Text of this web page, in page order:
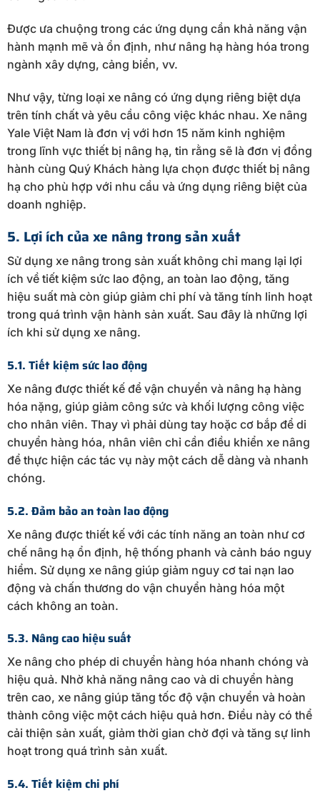
Được ưa chuộng trong các ứng dụng cần khả năng vận
hành mạnh mẽ và ổn định, như nâng hạ hàng hóa trong
ngành xây dựng, cảng biển, vv.
Như vậy, từng loại xe nâng có ứng dụng riêng biệt dựa
trên tính chất và yêu cầu công việc khác nhau. Xe nâng
Yale Việt Nam là đơn vị với hơn 15 năm kinh nghiệm
trong lĩnh vực thiết bị nâng hạ, tin rằng sẽ là đơn vị đồng
hành cùng Quý Khách hàng lựa chọn được thiết bị nâng
hạ cho phù hợp với nhu cầu và ứng dụng riêng biệt của
doanh nghiệp.
5. Lợi ích của xe nâng trong sản xuất
Sử dụng xe nâng trong sản xuất không chỉ mang lại lợi
ích về tiết kiệm sức lao động, an toàn lao động, tăng
hiệu suất mà còn giúp giảm chi phí và tăng tính linh hoạt
trong quá trình vận hành sản xuất. Sau đây là những lợi
ích khi sử dụng xe nâng.
5.1. Tiết kiệm sức lao động
Xe nâng được thiết kế để vận chuyển và nâng hạ hàng
hóa nặng, giúp giảm công sức và khối lượng công việc
cho nhân viên. Thay vì phải dùng tay hoặc cơ bắp để di
chuyển hàng hóa, nhân viên chỉ cần điều khiển xe nâng
để thực hiện các tác vụ này một cách dễ dàng và nhanh
chóng.
5.2. Đảm bảo an toàn lao động
Xe nâng được thiết kế với các tính năng an toàn như cơ
chế nâng hạ ổn định, hệ thống phanh và cảnh báo nguy
hiểm. Sử dụng xe nâng giúp giảm nguy cơ tai nạn lao
động và chấn thương do vận chuyển hàng hóa một
cách không an toàn.
5.3. Nâng cao hiệu suất
Xe nâng cho phép di chuyển hàng hóa nhanh chóng và
hiệu quả. Nhờ khả năng nâng cao và di chuyển hàng
trên cao, xe nâng giúp tăng tốc độ vận chuyển và hoàn
thành công việc một cách hiệu quả hơn. Điều này có thể
cải thiện sản xuất, giảm thời gian chờ đợi và tăng sự linh
hoạt trong quá trình sản xuất.
5.4. Tiết kiệm chi phí